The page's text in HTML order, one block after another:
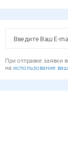
При отправке заявки
на использование